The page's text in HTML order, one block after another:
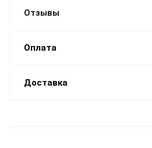
Отзывы
Оплата
Доставка